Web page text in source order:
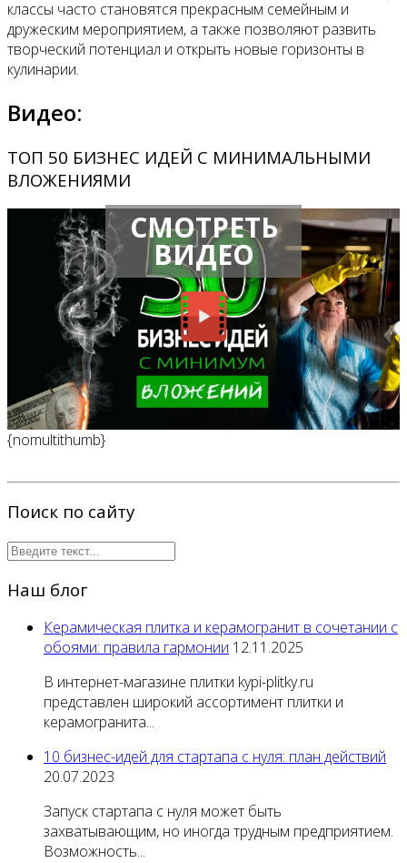
классы часто становятся прекрасным семейным и
дружеским мероприятием, а также позволяют развить
творческий потенциал и открыть новые горизонты в
кулинарии.
Видео:
ТОП 50 БИЗНЕС ИДЕЙ С МИНИМАЛЬНЫМИ
ВЛОЖЕНИЯМИ
СМОТРЕТЬ
ВИДЕО
{nomultithumb}
Поиск по сайту
Наш блог
Керамическая плитка и керамогранит в сочетании с
обоями: правила гармонии 12.11.2025
В интернет-магазине плитки kypi-plitky.ru
представлен широкий ассортимент плитки и
керамогранита...
10 бизнес-идей для стартапа с нуля: план действий
20.07.2023
Запуск стартапа с нуля может быть
захватывающим, но иногда трудным предприятием.
Возможность...